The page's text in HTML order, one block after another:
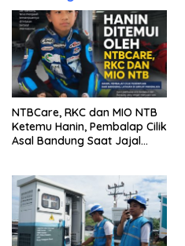
NTBCare, RKC dan MIO NTB
Ketemu Hanin, Pembalap Cilik
Asal Bandung Saat Jajal